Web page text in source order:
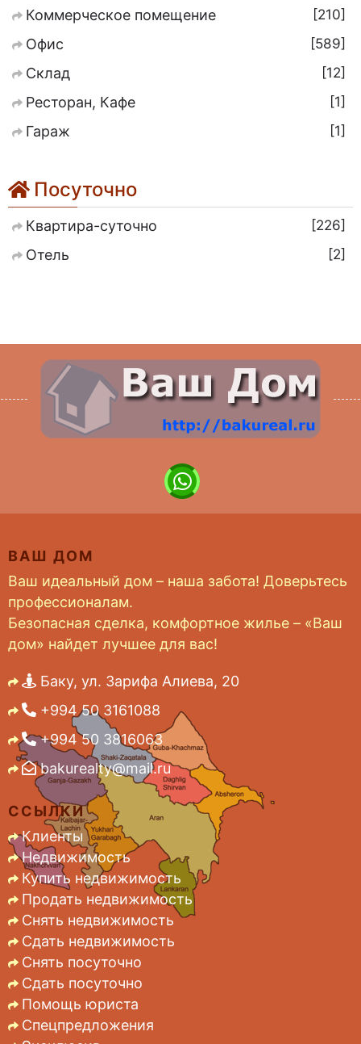
Коммерческое помещение
210
Офис
589
Склад
12
Ресторан, Кафе
1
Гараж
1
Посуточно
Квартира-суточно
226
Отель
2
ВАШ ДОМ
Ваш идеальный дом – наша забота! Доверьтесь
профессионалам.
Безопасная сделка, комфортное жилье – «Ваш
дом» найдет лучшее для вас!
Баку, ул. Зарифа Алиева, 20
+994 50 3161088
+994 50 3816063
bakurealty@mail.ru
ССЫЛКИ
Клиенты
Недвижимость
Купить недвижимость
Продать недвижимость
Снять недвижимость
Сдать недвижимость
Снять посуточно
Сдать посуточно
Помощь юриста
Спецпредложения